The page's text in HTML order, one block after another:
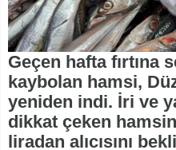
Geçen hafta fırtına
kaybolan hamsi,
yeniden indi. İri ve
dikkat çeken
liradan alıcısını